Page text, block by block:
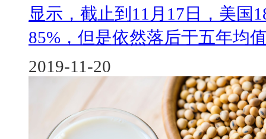
显示，截止到11月17日，美国
85%，但是依然落后于五年均
2019-11-20